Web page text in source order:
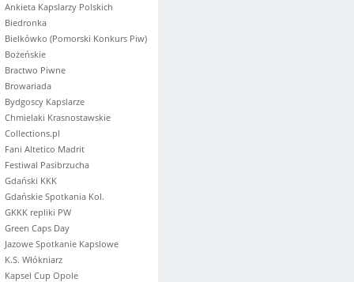
Ankieta Kapslarzy Polskich
Biedronka
Bielkówko (Pomorski Konkurs Piw)
Bożeńskie
Bractwo Piwne
Browariada
Bydgoscy Kapslarze
Chmielaki Krasnostawskie
Collections.pl
Fani Altetico Madrit
Festiwal Pasibrzucha
Gdański KKK
Gdańskie Spotkania Kol.
GKKK repliki PW
Green Caps Day
Jazowe Spotkanie Kapslowe
K.S. Włókniarz
Kapsel Cup Opole